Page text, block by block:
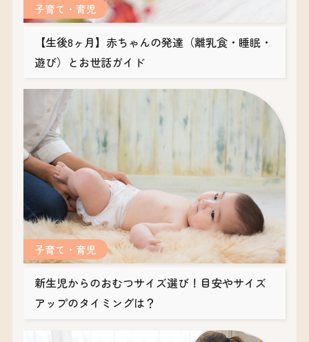
【生後8ヶ月】赤ちゃんの発達（離乳食・睡眠・
遊び）とお世話ガイド
子育て・育児
新生児からのおむつサイズ選び！目安やサイズ
アップのタイミングは？
子育て・育児